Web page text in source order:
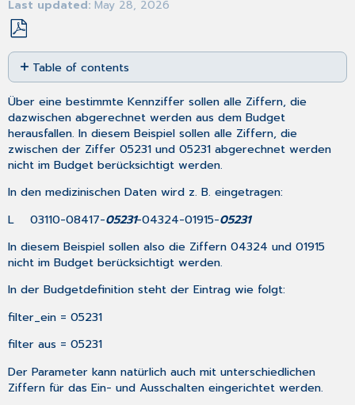
Last updated May 28, 2026
Save
as
PDF
Table of contents
No
headers
Über eine bestimmte Kennziffer sollen alle Ziffern, die
dazwischen abgerechnet werden aus dem Budget
herausfallen. In diesem Beispiel sollen alle Ziffern, die
zwischen der Ziffer 05231 und 05231 abgerechnet werden
nicht im Budget berücksichtigt werden.
In den medizinischen Daten wird z. B. eingetragen:
L 03110-08417-05231-04324-01915-05231
In diesem Beispiel sollen also die Ziffern 04324 und 01915
nicht im Budget berücksichtigt werden.
In der Budgetdefinition steht der Eintrag wie folgt:
filter_ein = 05231
filter aus = 05231
Der Parameter kann natürlich auch mit unterschiedlichen
Ziffern für das Ein- und Ausschalten eingerichtet werden.